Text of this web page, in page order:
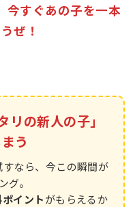
今すぐあの子を一本
ぜ！
の新人の子」
う
なら、今この瞬間が
グ。
イントがもらえるか